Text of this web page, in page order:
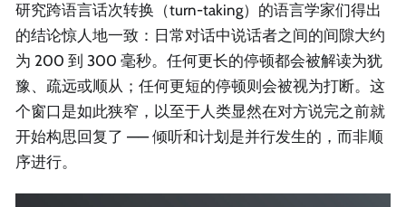
研究跨语言话次转换（turn-taking）的语言学家们得出
的结论惊人地一致：日常对话中说话者之间的间隙大约
为 200 到 300 毫秒。任何更长的停顿都会被解读为犹
豫、疏远或顺从；任何更短的停顿则会被视为打断。这
个窗口是如此狭窄，以至于人类显然在对方说完之前就
开始构思回复了 —— 倾听和计划是并行发生的，而非顺
序进行。